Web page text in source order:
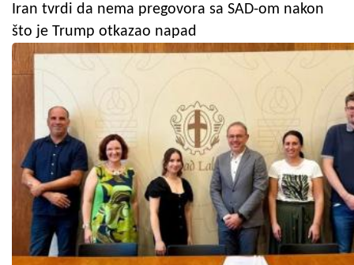
Iran tvrdi da nema pregovora sa SAD-om nakon
što je Trump otkazao napad